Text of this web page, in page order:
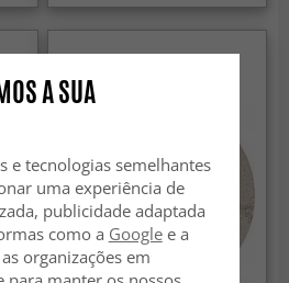
A SUA
e tecnologias semelhantes
uma experiência de
publicidade adaptada
como a Googlee a
organizações em